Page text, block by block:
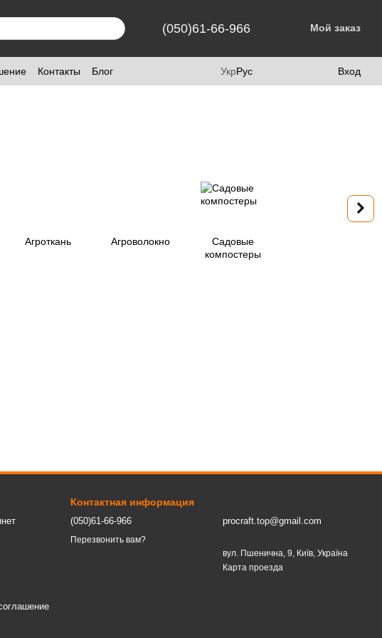
(050)61-66-966 Мой заказ
Контакты Блог УкрРус Вход
Агроткань Агроволокно
Садовые
компостеры
Контактная информация
(050)61-66-966
Перезвонить вам?
procraft.top@gmail.com
вул. Пшенична, 9, Київ, Україна
Карта проезда